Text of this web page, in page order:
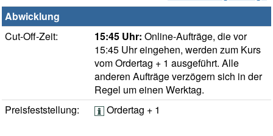
Abwicklung
Cut-Off-Zeit:
15:45 Uhr: Online-Aufträge, die vor
15:45 Uhr eingehen, werden zum Kurs
vom Ordertag + 1 ausgeführt. Alle
anderen Aufträge verzögern sich in der
Regel um einen Werktag.
Preisfeststellung:
Ordertag + 1